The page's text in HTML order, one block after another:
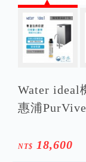
Water ideal
惠浦
NT$ 18,600